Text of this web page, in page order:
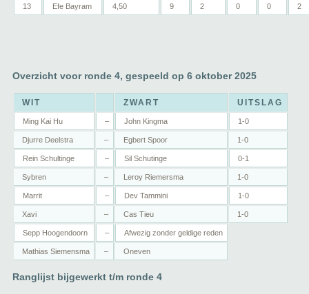
13 Efe Bayram 4,50 9 2 0 0 2
Overzicht voor ronde 4, gespeeld op 6 oktober 2025
WIT ZWART UITSLAG
Ming Kai Hu – John Kingma 1-0
Djurre Deelstra – Egbert Spoor 1-0
Rein Schultinge – Sil Schutinge 0-1
Sybren – Leroy Riemersma 1-0
Marrit – Dev Tammini 1-0
Xavi – Cas Tieu 1-0
Sepp Hoogendoorn – Afwezig zonder geldige reden
Mathias Siemensma – Oneven
Ranglijst bijgewerkt t/m ronde 4